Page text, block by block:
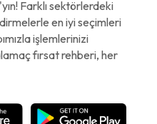
Farklı sektörlerdeki
en iyi seçimleri
işlemlerinizi
fırsat rehberi, her